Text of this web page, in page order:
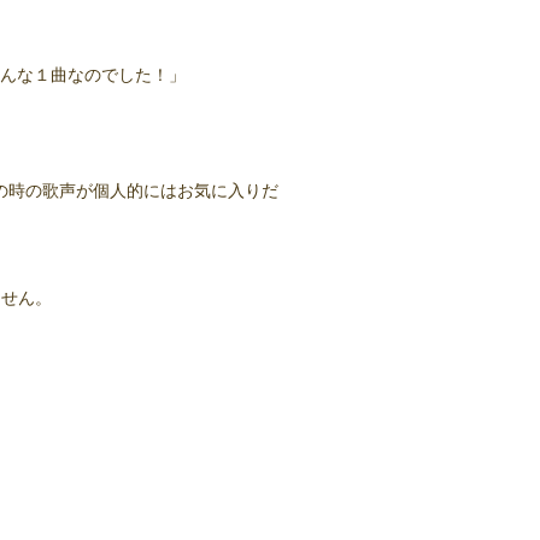
な１曲なのでした！」
の歌声が個人的にはお気に入りだ
ん。